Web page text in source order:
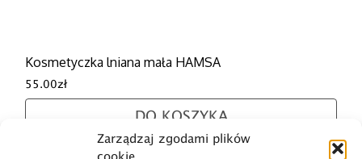
Zarządzaj zgodami plików
Kosmetyczka lniana mała HAMSA
55.00zł
DO KOSZYKA